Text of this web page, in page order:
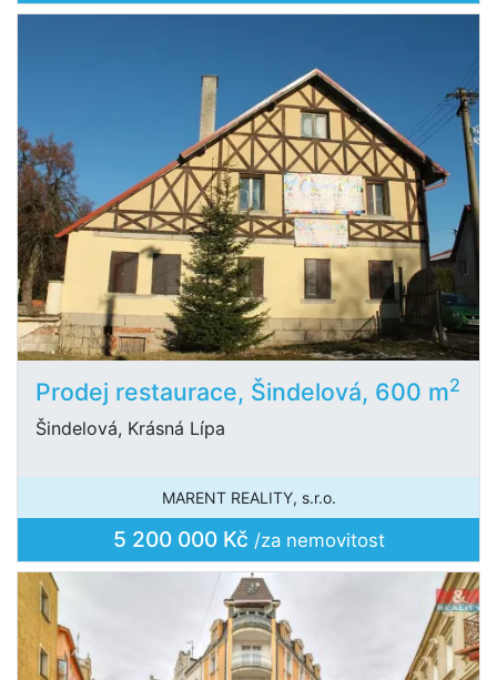
Prodej restaurace, Šindelová, 600 m2
Šindelová, Krásná Lípa
MARENT REALITY, s.r.o.
5 200 000 Kč /za nemovitost